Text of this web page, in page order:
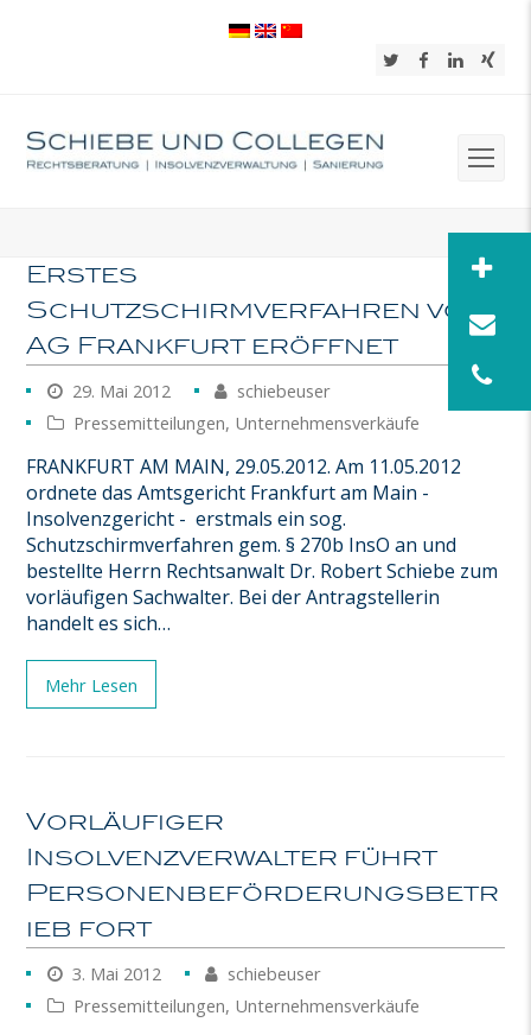
Twitter
Facebook
LinkedIn
Xing
Erstes
Schutzschirmverfahren von
AG Frankfurt eröffnet
29. Mai 2012
schiebeuser
Pressemitteilungen, Unternehmensverkäufe
FRANKFURT AM MAIN, 29.05.2012. Am 11.05.2012
ordnete das Amtsgericht Frankfurt am Main -
Insolvenzgericht - erstmals ein sog.
Schutzschirmverfahren gem. § 270b InsO an und
bestellte Herrn Rechtsanwalt Dr. Robert Schiebe zum
vorläufigen Sachwalter. Bei der Antragstellerin
handelt es sich…
Mehr Lesen
Vorläufiger
Insolvenzverwalter führt
Personenbeförderungsbetr
ieb fort
3. Mai 2012
schiebeuser
Pressemitteilungen, Unternehmensverkäufe